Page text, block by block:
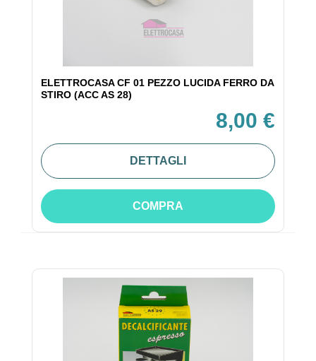
ELETTROCASA CF 01 PEZZO LUCIDA FERRO DA
STIRO (ACC AS 28)
8,00 €
DETTAGLI
COMPRA